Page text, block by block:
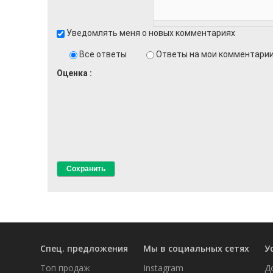
Уведомлять меня о новых комментариях
Все ответы
Ответы на мои комментарии
Оценка
Спец. предложения
Топ продаж
Мы в социальных сетях
Instagram